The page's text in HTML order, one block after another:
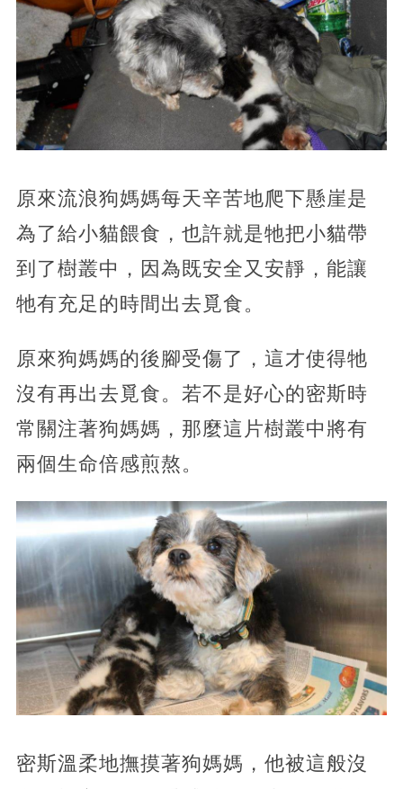
原來流浪狗媽媽每天辛苦地爬下懸崖是
為了給小貓餵食，也許就是牠把小貓帶
到了樹叢中，因為既安全又安靜，能讓
牠有充足的時間出去覓食。
原來狗媽媽的後腳受傷了，這才使得牠
沒有再出去覓食。若不是好心的密斯時
常關注著狗媽媽，那麼這片樹叢中將有
兩個生命倍感煎熬。
密斯溫柔地撫摸著狗媽媽，他被這般沒